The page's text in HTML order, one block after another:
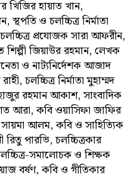
খিজির হায়াত খান,
ও চলচ্চিত্র নির্মাতা
প্রযোজক সারা আফরীন,
শিল্পী জিয়াউর রহমান, লেখক
ও নাট্যনির্দেশক আজাদ
চলচ্চিত্র নির্মাতা মুহাম্মদ
রহমান আকাশ, সাংবাদিক
আরা, কবি ওয়াসিফা জাফির
আলম, কবি ও সাহিত্যিক
পারভি, চলচ্চিত্রকার
সমালোচক ও শিক্ষক
বর্ষণ, কবি ও গীতিকার